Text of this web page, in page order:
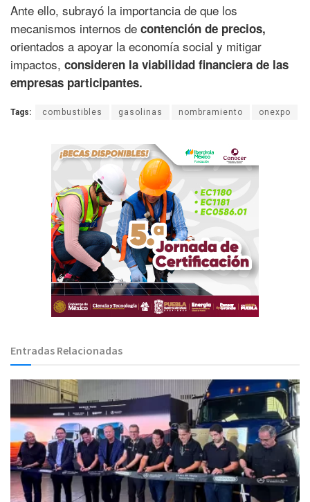
Ante ello, subrayó la importancia de que los
mecanismos internos de contención de precios,
orientados a apoyar la economía social y mitigar
impactos, consideren la viabilidad financiera de las
empresas participantes.
Tags: combustibles gasolinas nombramiento onexpo
Entradas Relacionadas